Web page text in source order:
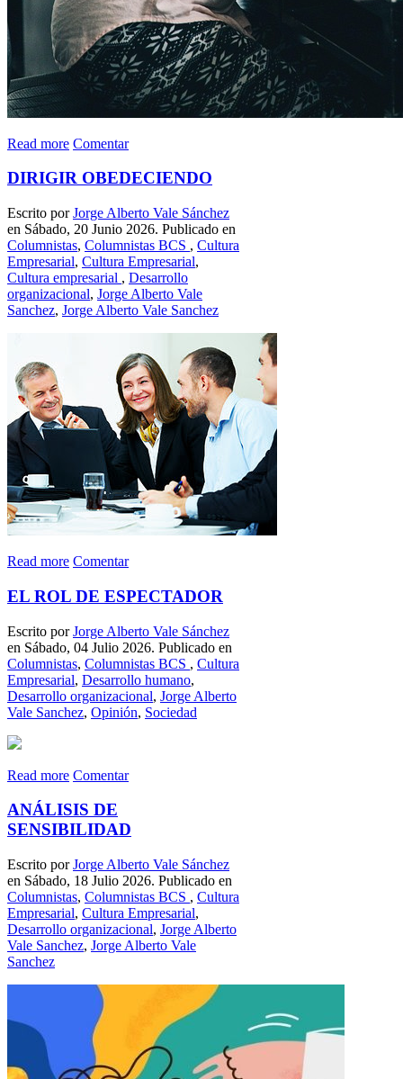
Read more Comentar
DIRIGIR OBEDECIENDO
Escrito porJorge Alberto Vale Sánchez
en Sábado, 20 Junio 2026. Publicado en
Columnistas, Columnistas BCS , Cultura
Empresarial, Cultura Empresarial,
Cultura empresarial , Desarrollo
organizacional, Jorge Alberto Vale
Sanchez, Jorge Alberto Vale Sanchez
Read more Comentar
EL ROL DE ESPECTADOR
Escrito porJorge Alberto Vale Sánchez
en Sábado, 04 Julio 2026. Publicado en
Columnistas, Columnistas BCS , Cultura
Empresarial, Desarrollo humano,
Desarrollo organizacional, Jorge Alberto
Vale Sanchez, Opinión, Sociedad
Read more Comentar
ANÁLISIS DE
SENSIBILIDAD
Escrito porJorge Alberto Vale Sánchez
en Sábado, 18 Julio 2026. Publicado en
Columnistas, Columnistas BCS , Cultura
Empresarial, Cultura Empresarial,
Desarrollo organizacional, Jorge Alberto
Vale Sanchez, Jorge Alberto Vale
Sanchez